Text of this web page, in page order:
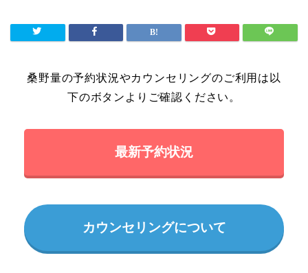
桑野量の予約状況やカウンセリングのご利用は以
下のボタンよりご確認ください。
最新予約状況
カウンセリングについて